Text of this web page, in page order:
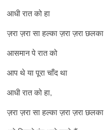
आधी रात को हा
ज़रा ज़रा सा हल्का ज़रा ज़रा छलका
आसमान पे रात को
आप थे या पूरा चाँद था
आधी रात को हा,
ज़रा ज़रा सा हल्का ज़रा ज़रा छलका